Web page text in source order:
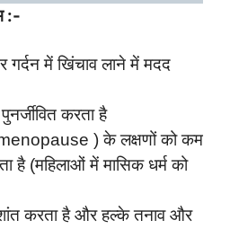
:-
गर्दन में खिंचाव लाने में मदद
करता है
menopause ) के लक्षणों को कम
है (महिलाओं में मासिक धर्म को
करता है और हल्के तनाव और